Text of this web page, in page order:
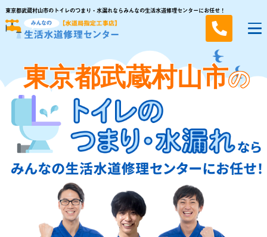
東京都武蔵村山市のトイレのつまり・水漏れならみんなの生活水道修理センターにお任せ！
東京都武蔵村山市の